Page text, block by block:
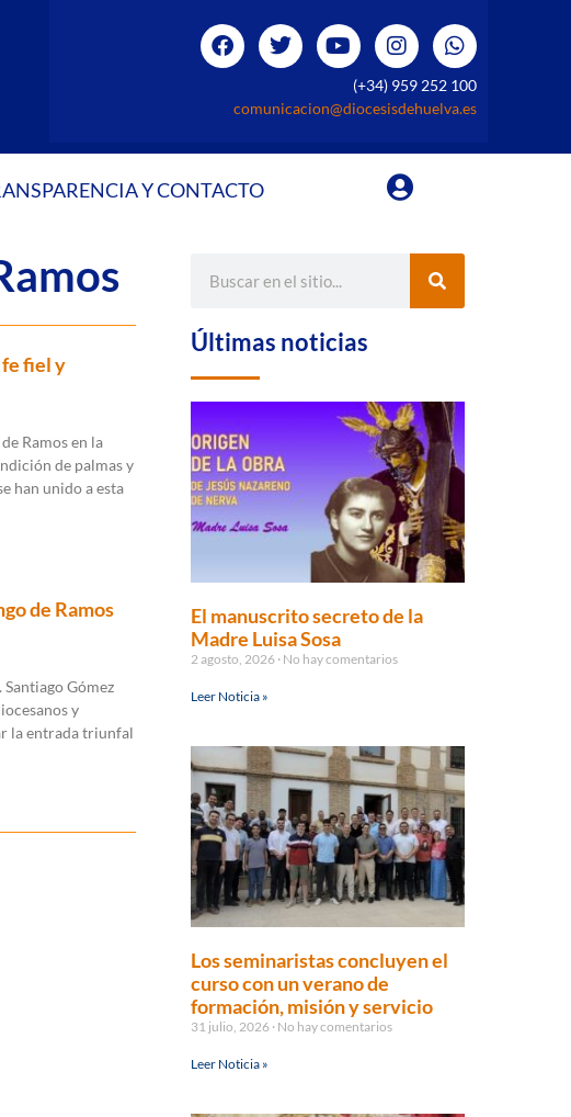
(+34) 959 252 100
comunicacion@diocesisdehuelva.es
Y CONTACTO
fe fiel y
Ramos en la
de palmas y
han unido a esta
de Ramos
Gómez
y
la entrada triunfal
Últimas noticias
El manuscrito secreto de la
Madre Luisa Sosa
2 agosto, 2026 No hay comentarios
Leer Noticia »
Los seminaristas concluyen el
curso con un verano de
formación, misión y servicio
31 julio, 2026 No hay comentarios
Leer Noticia »